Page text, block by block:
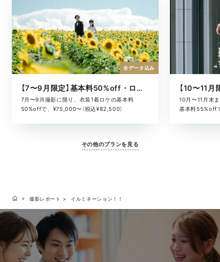
【7〜9月限定】基本料50%off・ロケキャンペーン
7月〜9月撮影に限り、衣装1着ロケの基本料
50%offで、¥75,000〜（税込¥82,500）
全データ込み
10月〜11月末
基本料55%off
その他のプランを見る
撮影レポート イルミネーション！！